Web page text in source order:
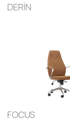
Ev Masaları
Orta Sehpalar
Çelik ve Okul Grubu
DERİN
FOCUS